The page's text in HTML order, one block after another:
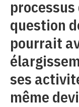
question
pourrait
ses
même